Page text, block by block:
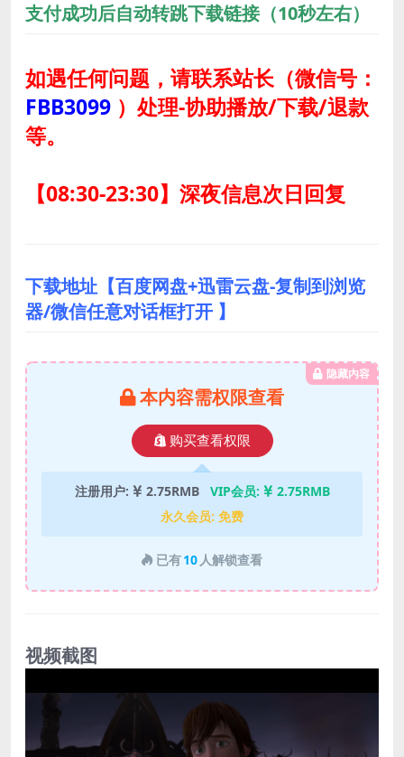
支付成功后自动转跳下载链接（10秒左右）
如遇任何问题，请联系站长（微信号：
FBB3099 ） 处理-协助播放/下载/退款
等。
【08:30-23:30】深夜信息次日回复
下载地址【百度网盘+迅雷云盘-复制到浏览
器/微信任意对话框打开 】
隐藏内容
本内容需权限查看
购买查看权限
注册用户: 2.75RMB VIP会员:
2.75RMB
永久会员: 免费
已有10 人解锁查看
视频截图